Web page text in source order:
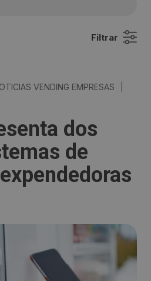
Filtrar
VENDING EMPRESAS
dos
de